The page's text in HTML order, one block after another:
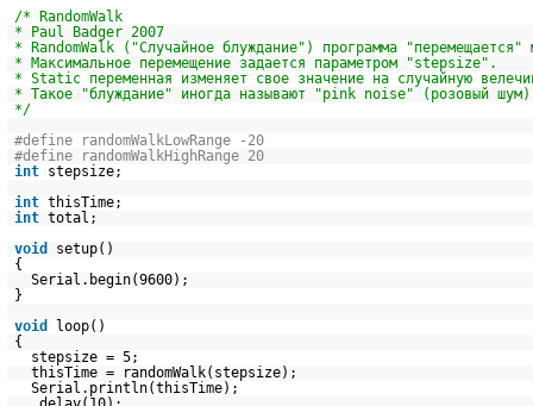
/* RandomWalk
* Paul Badger 2007
* RandomWalk ("Случайное блуждание") программа "перемещается"
* Максимальное перемещение задается параметром "stepsize".
* Static переменная изменяет свое значение на случайную
* Такое "блуждание" иногда называют "pink noise" (розовый
*/
#define randomWalkLowRange -20
#define randomWalkHighRange 20
int stepsize;
int thisTime;
int total;
void
setup()
{
Serial.begin(9600);
}
void
loop()
{
stepsize = 5;
thisTime = randomWalk(stepsize);
Serial.println(thisTime);